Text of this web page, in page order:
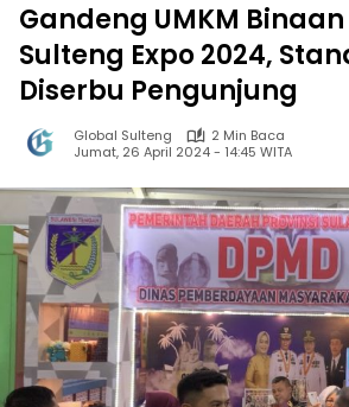
Gandeng UMKM Binaan
Sulteng Expo 2024,
Diserbu Pengunjung
Global Sulteng
2 Min Baca
Jumat, 26 April 2024 - 14:45 WITA